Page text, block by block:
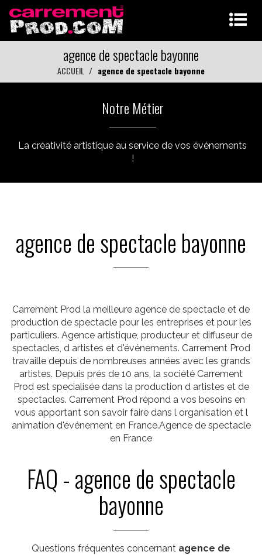
agence de spectacle bayonne
ACCUEIL agence de spectacle bayonne
Notre Métier
La créativité artistique au service de vos événements
!
agence de spectacle bayonne
Carrement Prod la meilleure agence de spectacle et de
production de spectacle pour les entreprises et pour les
particuliers. Agence artistique, producteur et diffuseur de
spectacles, d artistes et d'événements. Carrement Prod
travaille depuis de nombreuses années avec les grands
artistes. Depuis prés de 10 ans, la société Carrement
Prod est specialisée dans la production d artistes et de
spectacles. Carrement Prod répond a vos besoins en
vous apportant son savoir faire dans l organisation et l
animation d'événement en France.Agence de spectacle
en France
FAQ - agence de spectacle
bayonne
Questions fréquentes concernant agence de